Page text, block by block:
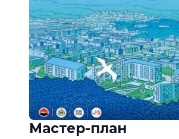
Мастер-план